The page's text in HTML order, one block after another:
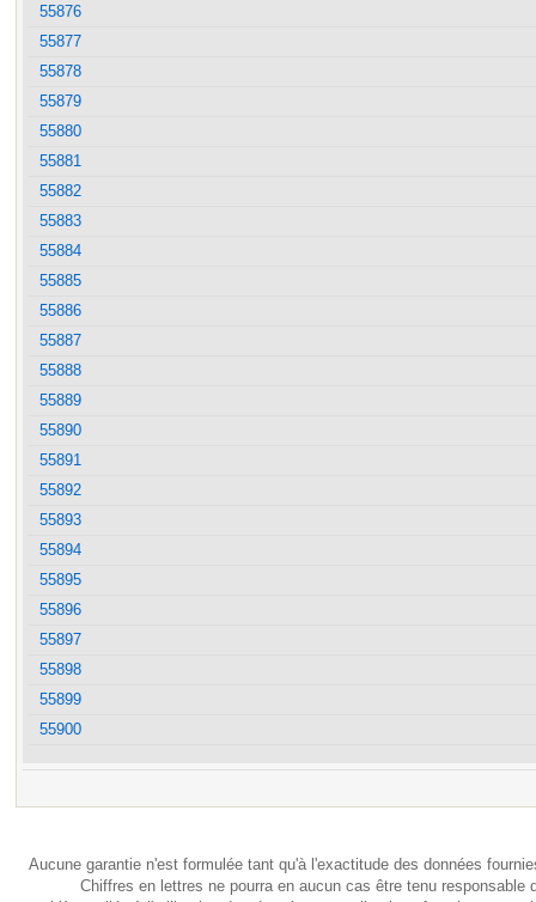
55876
55877
55878
55879
55880
55881
55882
55883
55884
55885
55886
55887
55888
55889
55890
55891
55892
55893
55894
55895
55896
55897
55898
55899
55900
Aucune garantie n'est formulée tant qu'à l'exactitude des données
Chiffres en lettres ne pourra en aucun cas être tenu responsable